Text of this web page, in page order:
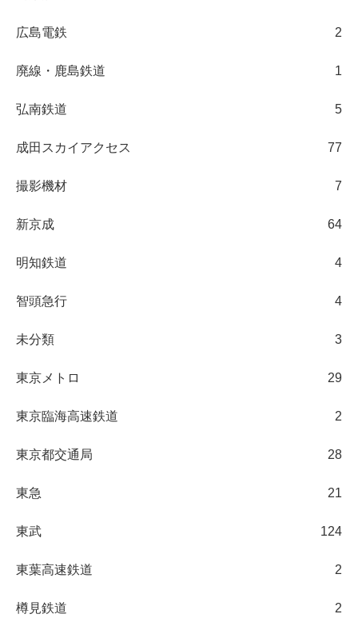
広島電鉄 2
廃線・鹿島鉄道 1
弘南鉄道 5
成田スカイアクセス 77
撮影機材 7
新京成 64
明知鉄道 4
智頭急行 4
未分類 3
東京メトロ 29
東京臨海高速鉄道 2
東京都交通局 28
東急 21
東武 124
東葉高速鉄道 2
樽見鉄道 2